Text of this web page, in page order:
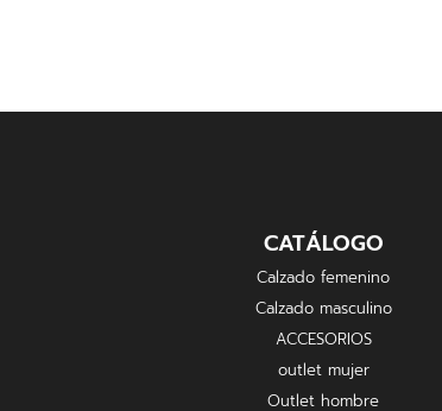
CATÁLOGO
Calzado femenino
Calzado masculino
ACCESORIOS
outlet mujer
Outlet hombre